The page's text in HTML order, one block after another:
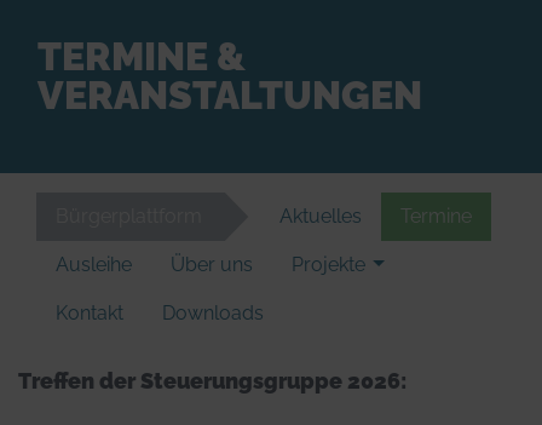
TERMINE &
VERANSTALTUNGEN
Aktuelles Termine
Ausleihe Über uns Projekte
Kontakt Downloads
Treffen der Steuerungsgruppe 2026: